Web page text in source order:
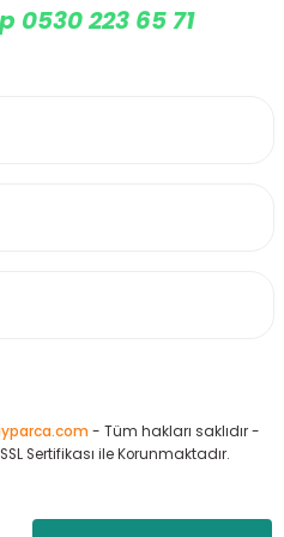
0530 223 65 71
- Tüm hakları saklıdır -
Sertifikası ile Korunmaktadır.